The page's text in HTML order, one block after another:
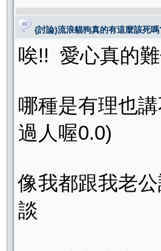
{討論}流浪貓狗真的有這麼該死嗎
唉!! 愛心真的
哪種是有理也
過人喔0.0)
像我都跟我老
談